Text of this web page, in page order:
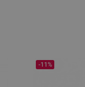
-11%